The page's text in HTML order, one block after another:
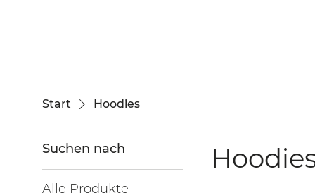
Start Hoodies
Suchen nach
Alle Produkte